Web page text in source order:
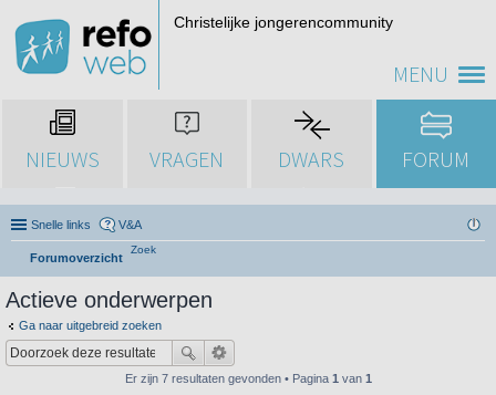
MENU
Christelijke jongerencommunity
NIEUWS VRAGEN DWARS FORUM
Snelle links V&A
Forumoverzicht
Zoek
Actieve onderwerpen
Ga naar uitgebreid zoeken
Er zijn 7 resultaten gevonden • Pagina 1 van 1